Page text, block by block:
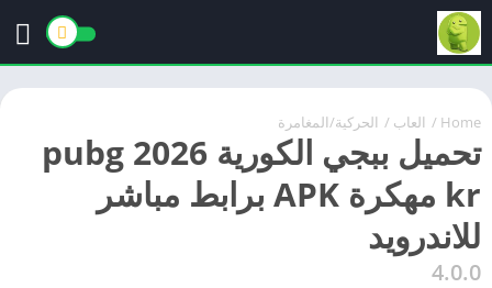
Home
/ العاب / الحركية/المغامرة
تحميل ببجي الكورية 2026 pubg
kr مهكرة APK برابط مباشر
للاندرويد
4.0.0